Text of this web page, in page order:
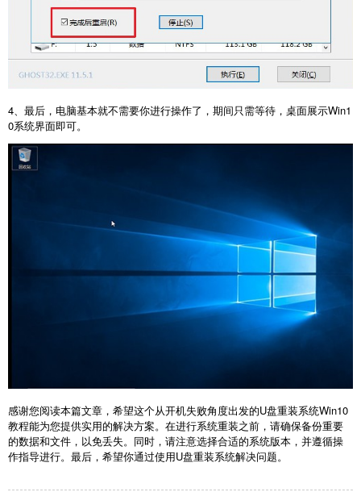
4、最后，电脑基本就不需要你进行操作了，期间只需等待，桌面展示Win1
0系统界面即可。
感谢您阅读本篇文章，希望这个从开机失败角度出发的U盘重装系统Win10
教程能为您提供实用的解决方案。在进行系统重装之前，请确保备份重要
的数据和文件，以免丢失。同时，请注意选择合适的系统版本，并遵循操
作指导进行。最后，希望你通过使用U盘重装系统解决问题。